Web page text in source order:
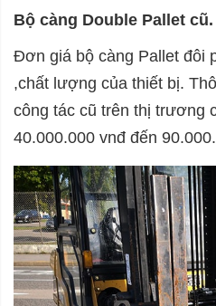
Bộ càng Double Pallet cũ.
Đơn giá bộ càng Pallet đôi
,chất lượng của thiết bị.
công tác cũ trên thị trương
40.000.000 vnđ đến